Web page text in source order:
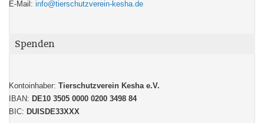
E-Mail: info@tierschutzverein-kesha.de
Spenden
Kontoinhaber: Tierschutzverein Kesha e.V.
IBAN: DE10 3505 0000 0200 3498 84
BIC: DUISDE33XXX